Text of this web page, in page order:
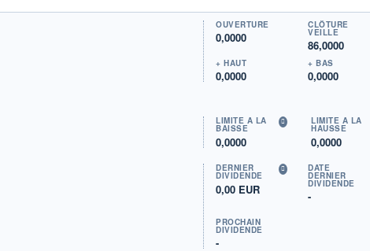
OUVERTURE
0,0000
CLÔTURE
VEILLE
86,0000
+ HAUT
0,0000
+ BAS
0,0000
LIMITE À LA
BAISSE
0,0000
LIMITE À LA
HAUSSE
0,0000
DERNIER
DIVIDENDE
0,00 EUR
DATE
DERNIER
DIVIDENDE
-
PROCHAIN
DIVIDENDE
-